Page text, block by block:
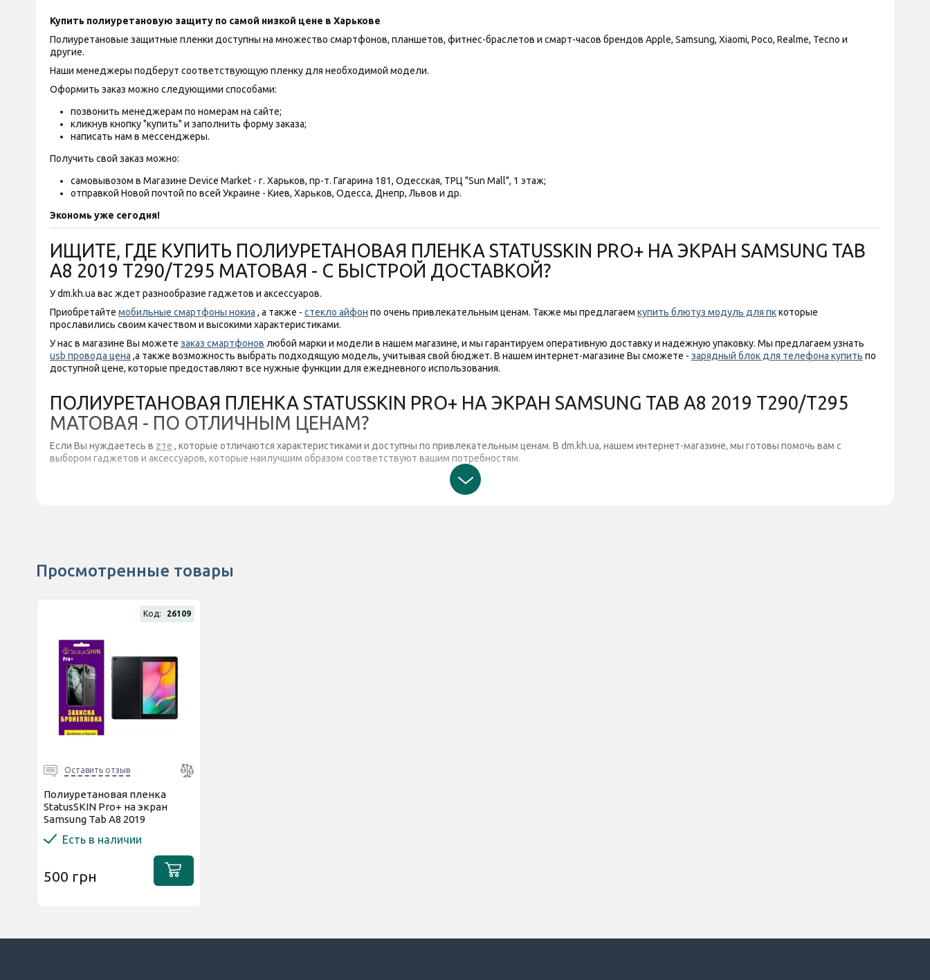
Купить полиуретановую защиту по самой низкой цене в Харькове
Полиуретановые защитные пленки доступны на множество смартфонов, планшетов, фитнес-браслетов и смарт-часов брендов Apple, Samsung, Xiaomi, Poco, Realme, Tecno и
другие.
Наши менеджеры подберут соответствующую пленку для необходимой модели.
Оформить заказ можно следующими способами:
позвонить менеджерам по номерам на сайте;
кликнув кнопку "купить" и заполнить форму заказа;
написать нам в мессенджеры.
Получить свой заказ можно:
самовывозом в Магазине Device Market - г. Харьков, пр-т. Гагарина 181, Одесская, ТРЦ "Sun Mall", 1 этаж;
отправкой Новой почтой по всей Украине - Киев, Харьков, Одесса, Днепр, Львов и др.
Экономь уже сегодня!
ИЩИТЕ, ГДЕ КУПИТЬ ПОЛИУРЕТАНОВАЯ ПЛЕНКА STATUSSKIN PRO+ НА ЭКРАН SAMSUNG TAB
A8 2019 T290/T295 МАТОВАЯ - С БЫСТРОЙ ДОСТАВКОЙ?
У dm.kh.ua вас ждет разнообразие гаджетов и аксессуаров.
Приобретайте мобильные смартфоны нокиа , а также - стекло айфон по очень привлекательным ценам. Также мы предлагаем купить блютуз модуль для пккоторые
прославились своим качеством и высокими характеристиками.
У нас в магазине Вы можете заказ смартфонов любой марки и модели в нашем магазине, и мы гарантируем оперативную доставку и надежную упаковку. Мы предлагаем узнать
usb провода цена ,а также возможность выбрать подходящую модель, учитывая свой бюджет. В нашем интернет-магазине Вы сможете - зарядный блок для телефона купить по
доступной цене, которые предоставляют все нужные функции для ежедневного использования.
ПОЛИУРЕТАНОВАЯ ПЛЕНКА STATUSSKIN PRO+ НА ЭКРАН SAMSUNG TAB A8 2019 T290/T295
МАТОВАЯ - ПО ОТЛИЧНЫМ ЦЕНАМ?
Если Вы нуждаетесь в zте , которые отличаются характеристиками и доступны по привлекательным ценам. В dm.kh.ua, нашем интернет-магазине, мы готовы помочь вам с
выбором гаджетов и аксессуаров, которые наилучшим образом соответствуют вашим потребностям.
Просмотренные товары
Код: 26109
Оставить отзыв
Полиуретановая пленка
StatusSKIN Pro+ на экран
Samsung Tab A8 2019
T290/T295 Матовая
Есть в наличии
500 грн